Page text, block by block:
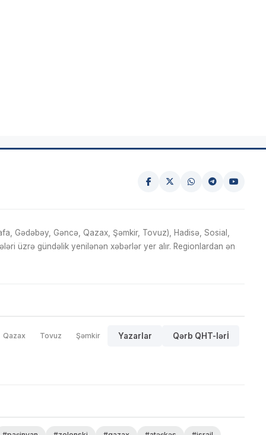
Gədəbəy, Gəncə, Qazax, Şəmkir, Tovuz), Hadisə, Sosial,
üzrə gündəlik yenilənən xəbərlər yer alır. Regionlardan ən
Qazax Tovuz Şəmkir Yazarlar Qərb QHT-lərİ